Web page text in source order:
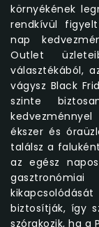
környékének
rendkívül
nap
Outlet
választékából,
vágysz Black
szinte
ékszer és
találsz a
az egész
biztosítják, így
szórakozik, ha a